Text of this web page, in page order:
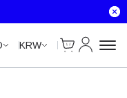
KRW
Cart
내 계정